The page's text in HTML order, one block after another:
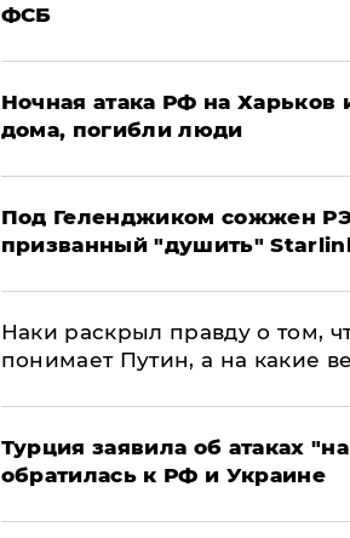
ФСБ
​Ночная атака РФ на
дома, погибли люди
Под Геленджиком сожжен
призванный "душить"
Наки раскрыл правду о том,
понимает Путин, а на какие
Турция заявила об атаках
обратилась к РФ и Украине